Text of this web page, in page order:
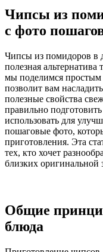
Чипсы из
с фото
Чипсы из помидоров в
полезная
мы поделимся
позволит вам
полезные свойства
правильно
использовать для
пошаговые фото,
приготовления. Эта
тех, кто хочет
близких оригинальной
Общие
блюда